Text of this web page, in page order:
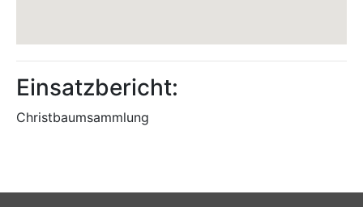
Einsatzbericht:
Christbaumsammlung